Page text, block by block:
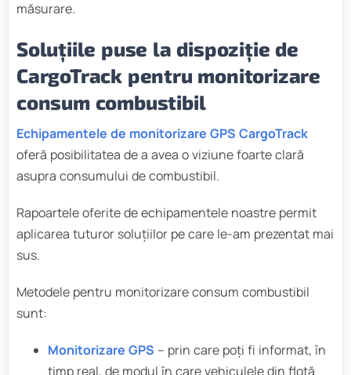
măsurare.
Soluțiile puse la dispoziție de
CargoTrack pentru monitorizare
consum combustibil
Echipamentele de monitorizare GPS CargoTrack
oferă posibilitatea de a avea o viziune foarte clară
asupra consumului de combustibil.
Rapoartele oferite de echipamentele noastre permit
aplicarea tuturor soluțiilor pe care le-am prezentat mai
sus.
Metodele pentru monitorizare consum combustibil
sunt:
Monitorizare GPS – prin care poți fi informat, în
timp real, de modul în care vehiculele din flotă